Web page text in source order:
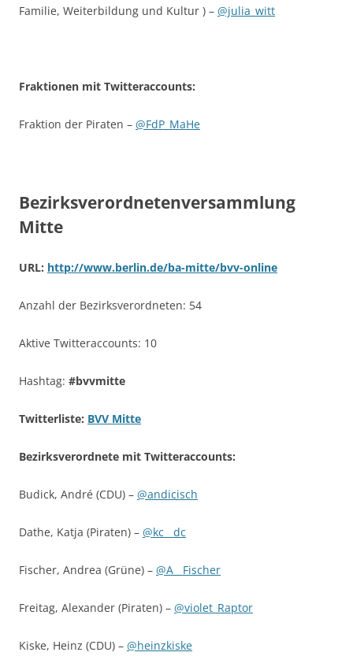
Familie, Weiterbildung und Kultur ) – @julia_witt
Fraktionen mit Twitteraccounts:
Fraktion der Piraten – @FdP_MaHe
Bezirksverordnetenversammlung
Mitte
URL: http://www.berlin.de/ba-mitte/bvv-online
Anzahl der Bezirksverordneten: 54
Aktive Twitteraccounts: 10
Hashtag: #bvvmitte
Twitterliste: BVV Mitte
Bezirksverordnete mit Twitteraccounts:
Budick, André (CDU) – @andicisch
Dathe, Katja (Piraten) – @kc__dc
Fischer, Andrea (Grüne) – @A__Fischer
Freitag, Alexander (Piraten) – @violet_Raptor
Kiske, Heinz (CDU) – @heinzkiske